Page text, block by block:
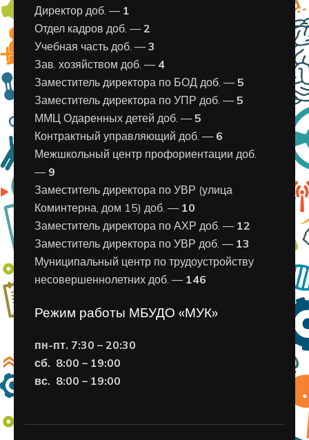
Директор доб. — 1
Отдел кадров доб. —2
Учебная часть доб. —3
Зав. хозяйством доб. — 4
Заместитель директора по БОД доб. —5
Заместитель директора по УПР доб. —5
ММЦ Одаренных детей доб. —5
Контрактный управляющий доб. — 6
Межшкольный центр профориентации доб.
— 9
Заместитель директора по УВР (улица
Коминтерна, дом 15) доб. — 10
Заместитель директора по АХР доб. — 12
Заместитель директора по УВР доб. — 13
Муниципальный центр по трудоустройству
несовершеннолетних доб. — 146
Режим работы МБУДО «МУК»
пн-пт. 7:30 – 20:30
сб. 8:00 – 19:00
вс. 8:00 – 19:00